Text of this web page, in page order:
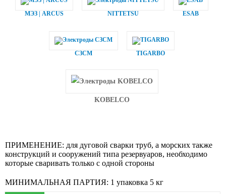
МЭЗ | ARCUS NITTETSU ESAB
СЗСМ TIGARBO
KOBELCO
ПРИМЕНЕНИЕ: для дуговой сварки труб, а морских также
конструкций и сооружений типа резервуаров, необходимо
которые сваривать только с одной стороны
МИНИМАЛЬНАЯ ПАРТИЯ: 1 упаковка 5 кг